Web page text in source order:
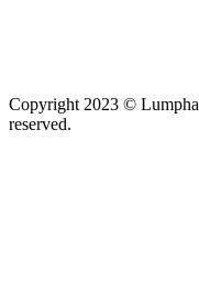
Copyright 2023 ©
reserved.